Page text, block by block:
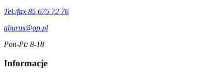
Tel./fax 85 675 72 76
aburus@op.pl
Pon-Pt: 8-18
Informacje